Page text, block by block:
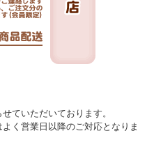
ていただいております。
く営業日以降のご対応となりま